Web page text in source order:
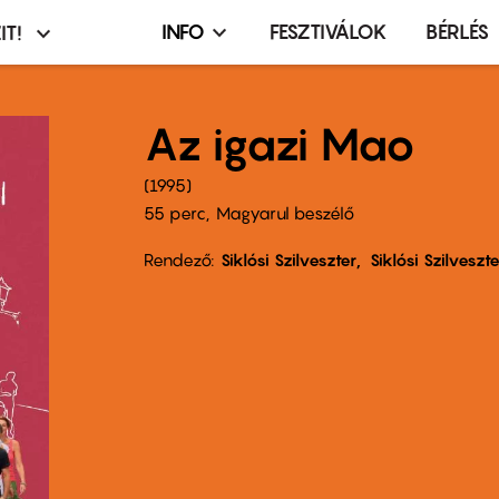
Infó,
terembérlés
menü
INFO FESZTIVÁLOK BÉRLÉS
Az igazi Mao
1995
55 perc,
Magyarul beszélő
Rendező Siklósi Szilveszter Siklósi